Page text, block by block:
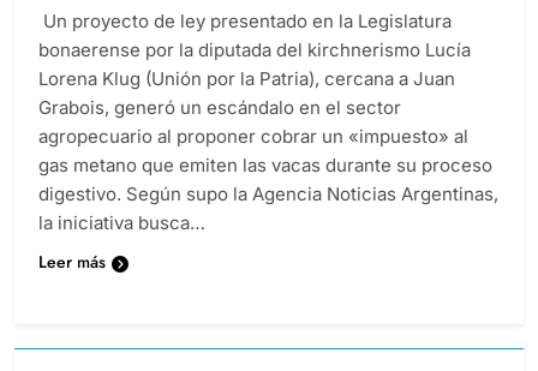
Un proyecto de ley presentado en la Legislatura
bonaerense por la diputada del kirchnerismo Lucía
Lorena Klug (Unión por la Patria), cercana a Juan
Grabois, generó un escándalo en el sector
agropecuario al proponer cobrar un «impuesto» al
gas metano que emiten las vacas durante su proceso
digestivo. Según supo la Agencia Noticias Argentinas,
la iniciativa busca…
Leer más